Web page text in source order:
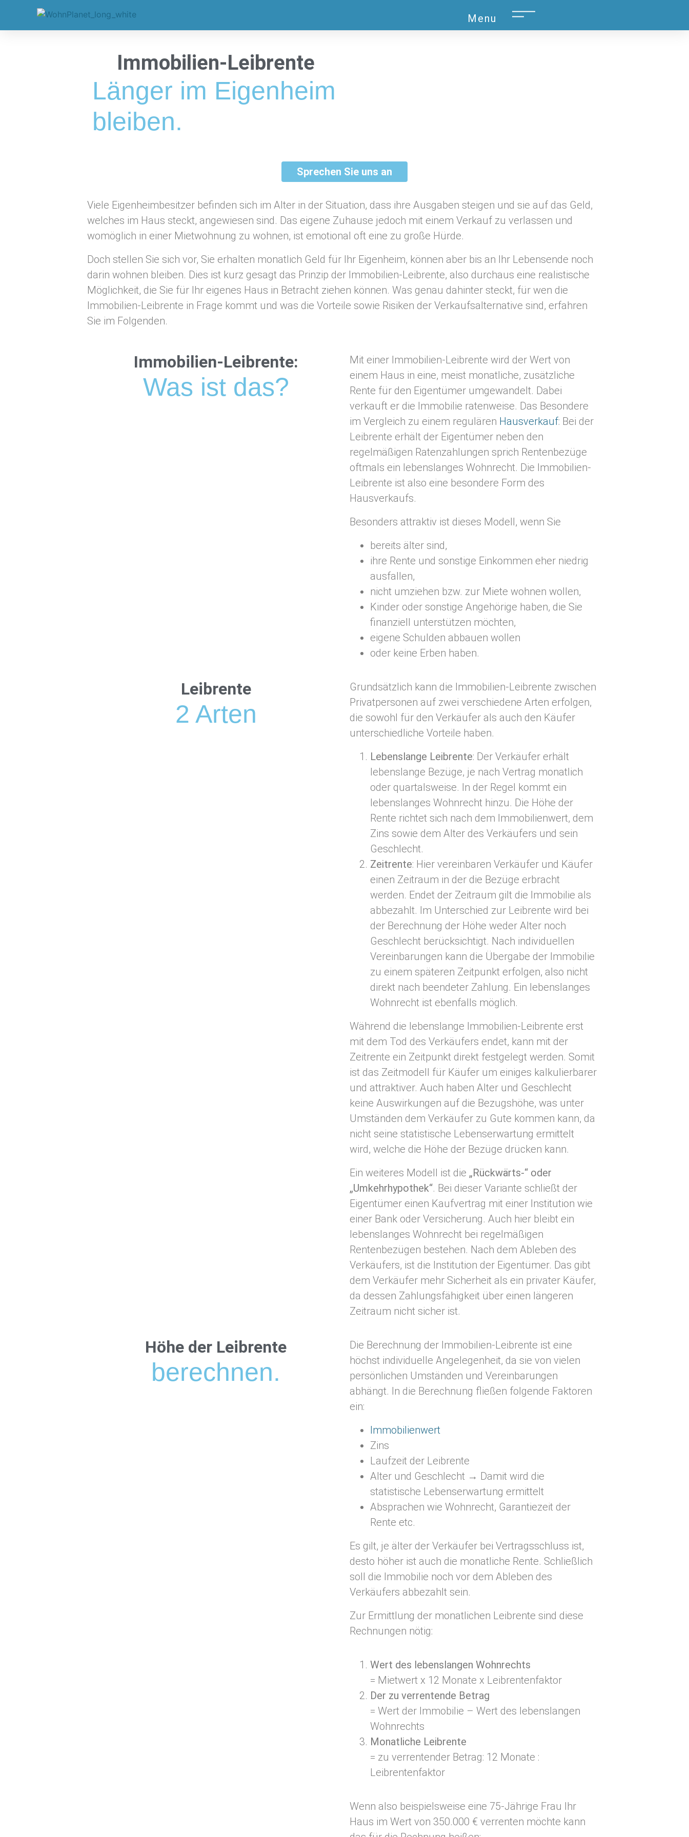
Menu
Immobilien-Leibrente
Länger im Eigenheim
bleiben.
Sprechen Sie uns an
Viele Eigenheimbesitzer befinden sich im Alter in der Situation, dass ihre Ausgaben steigen und sie auf das Geld,
welches im Haus steckt, angewiesen sind. Das eigene Zuhause jedoch mit einem Verkauf zu verlassen und
womöglich in einer Mietwohnung zu wohnen, ist emotional oft eine zu große Hürde.
Doch stellen Sie sich vor, Sie erhalten monatlich Geld für Ihr Eigenheim, können aber bis an Ihr Lebensende noch
darin wohnen bleiben. Dies ist kurz gesagt das Prinzip der Immobilien-Leibrente, also durchaus eine realistische
Möglichkeit, die Sie für Ihr eigenes Haus in Betracht ziehen können. Was genau dahinter steckt, für wen die
Immobilien-Leibrente in Frage kommt und was die Vorteile sowie Risiken der Verkaufsalternative sind, erfahren
Sie im Folgenden.
Immobilien-Leibrente:
Was ist das?
Mit einer Immobilien-Leibrente wird der Wert von
einem Haus in eine, meist monatliche, zusätzliche
Rente für den Eigentümer umgewandelt. Dabei
verkauft er die Immobilie ratenweise. Das Besondere
im Vergleich zu einem regulären Hausverkauf: Bei der
Leibrente erhält der Eigentümer neben den
regelmäßigen Ratenzahlungen sprich Rentenbezüge
oftmals ein lebenslanges Wohnrecht. Die Immobilien-
Leibrente ist also eine besondere Form des
Hausverkaufs.
Besonders attraktiv ist dieses Modell, wenn Sie
bereits älter sind,
ihre Rente und sonstige Einkommen eher niedrig
ausfallen,
nicht umziehen bzw. zur Miete wohnen wollen,
Kinder oder sonstige Angehörige haben, die Sie
finanziell unterstützen möchten,
eigene Schulden abbauen wollen
oder keine Erben haben.
Leibrente
2 Arten
Grundsätzlich kann die Immobilien-Leibrente zwischen
Privatpersonen auf zwei verschiedene Arten erfolgen,
die sowohl für den Verkäufer als auch den Käufer
unterschiedliche Vorteile haben.
Lebenslange Leibrente: Der Verkäufer erhält
lebenslange Bezüge, je nach Vertrag monatlich
oder quartalsweise. In der Regel kommt ein
lebenslanges Wohnrecht hinzu. Die Höhe der
Rente richtet sich nach dem Immobilienwert, dem
Zins sowie dem Alter des Verkäufers und sein
Geschlecht.
Zeitrente: Hier vereinbaren Verkäufer und Käufer
einen Zeitraum in der die Bezüge erbracht
werden. Endet der Zeitraum gilt die Immobilie als
abbezahlt. Im Unterschied zur Leibrente wird bei
der Berechnung der Höhe weder Alter noch
Geschlecht berücksichtigt. Nach individuellen
Vereinbarungen kann die Übergabe der Immobilie
zu einem späteren Zeitpunkt erfolgen, also nicht
direkt nach beendeter Zahlung. Ein lebenslanges
Wohnrecht ist ebenfalls möglich.
Während die lebenslange Immobilien-Leibrente erst
mit dem Tod des Verkäufers endet, kann mit der
Zeitrente ein Zeitpunkt direkt festgelegt werden. Somit
ist das Zeitmodell für Käufer um einiges kalkulierbarer
und attraktiver. Auch haben Alter und Geschlecht
keine Auswirkungen auf die Bezugshöhe, was unter
Umständen dem Verkäufer zu Gute kommen kann, da
nicht seine statistische Lebenserwartung ermittelt
wird, welche die Höhe der Bezüge drücken kann.
Ein weiteres Modell ist die „Rückwärts-“ oder
„Umkehrhypothek“. Bei dieser Variante schließt der
Eigentümer einen Kaufvertrag mit einer Institution wie
einer Bank oder Versicherung. Auch hier bleibt ein
lebenslanges Wohnrecht bei regelmäßigen
Rentenbezügen bestehen. Nach dem Ableben des
Verkäufers, ist die Institution der Eigentümer. Das gibt
dem Verkäufer mehr Sicherheit als ein privater Käufer,
da dessen Zahlungsfähigkeit über einen längeren
Zeitraum nicht sicher ist.
Höhe der Leibrente
berechnen.
Die Berechnung der Immobilien-Leibrente ist eine
höchst individuelle Angelegenheit, da sie von vielen
persönlichen Umständen und Vereinbarungen
abhängt. In die Berechnung fließen folgende Faktoren
ein:
Immobilienwert
Zins
Laufzeit der Leibrente
Alter und Geschlecht → Damit wird die
statistische Lebenserwartung ermittelt
Absprachen wie Wohnrecht, Garantiezeit der
Rente etc.
Es gilt, je älter der Verkäufer bei Vertragsschluss ist,
desto höher ist auch die monatliche Rente. Schließlich
soll die Immobilie noch vor dem Ableben des
Verkäufers abbezahlt sein.
Zur Ermittlung der monatlichen Leibrente sind diese
Rechnungen nötig:
Wert des lebenslangen Wohnrechts
= Mietwert x 12 Monate x Leibrentenfaktor
Der zu verrentende Betrag
= Wert der Immobilie – Wert des lebenslangen
Wohnrechts
Monatliche Leibrente
= zu verrentender Betrag: 12 Monate :
Leibrentenfaktor
Wenn also beispielsweise eine 75-Jährige Frau Ihr
Haus im Wert von 350.000 € verrenten möchte kann